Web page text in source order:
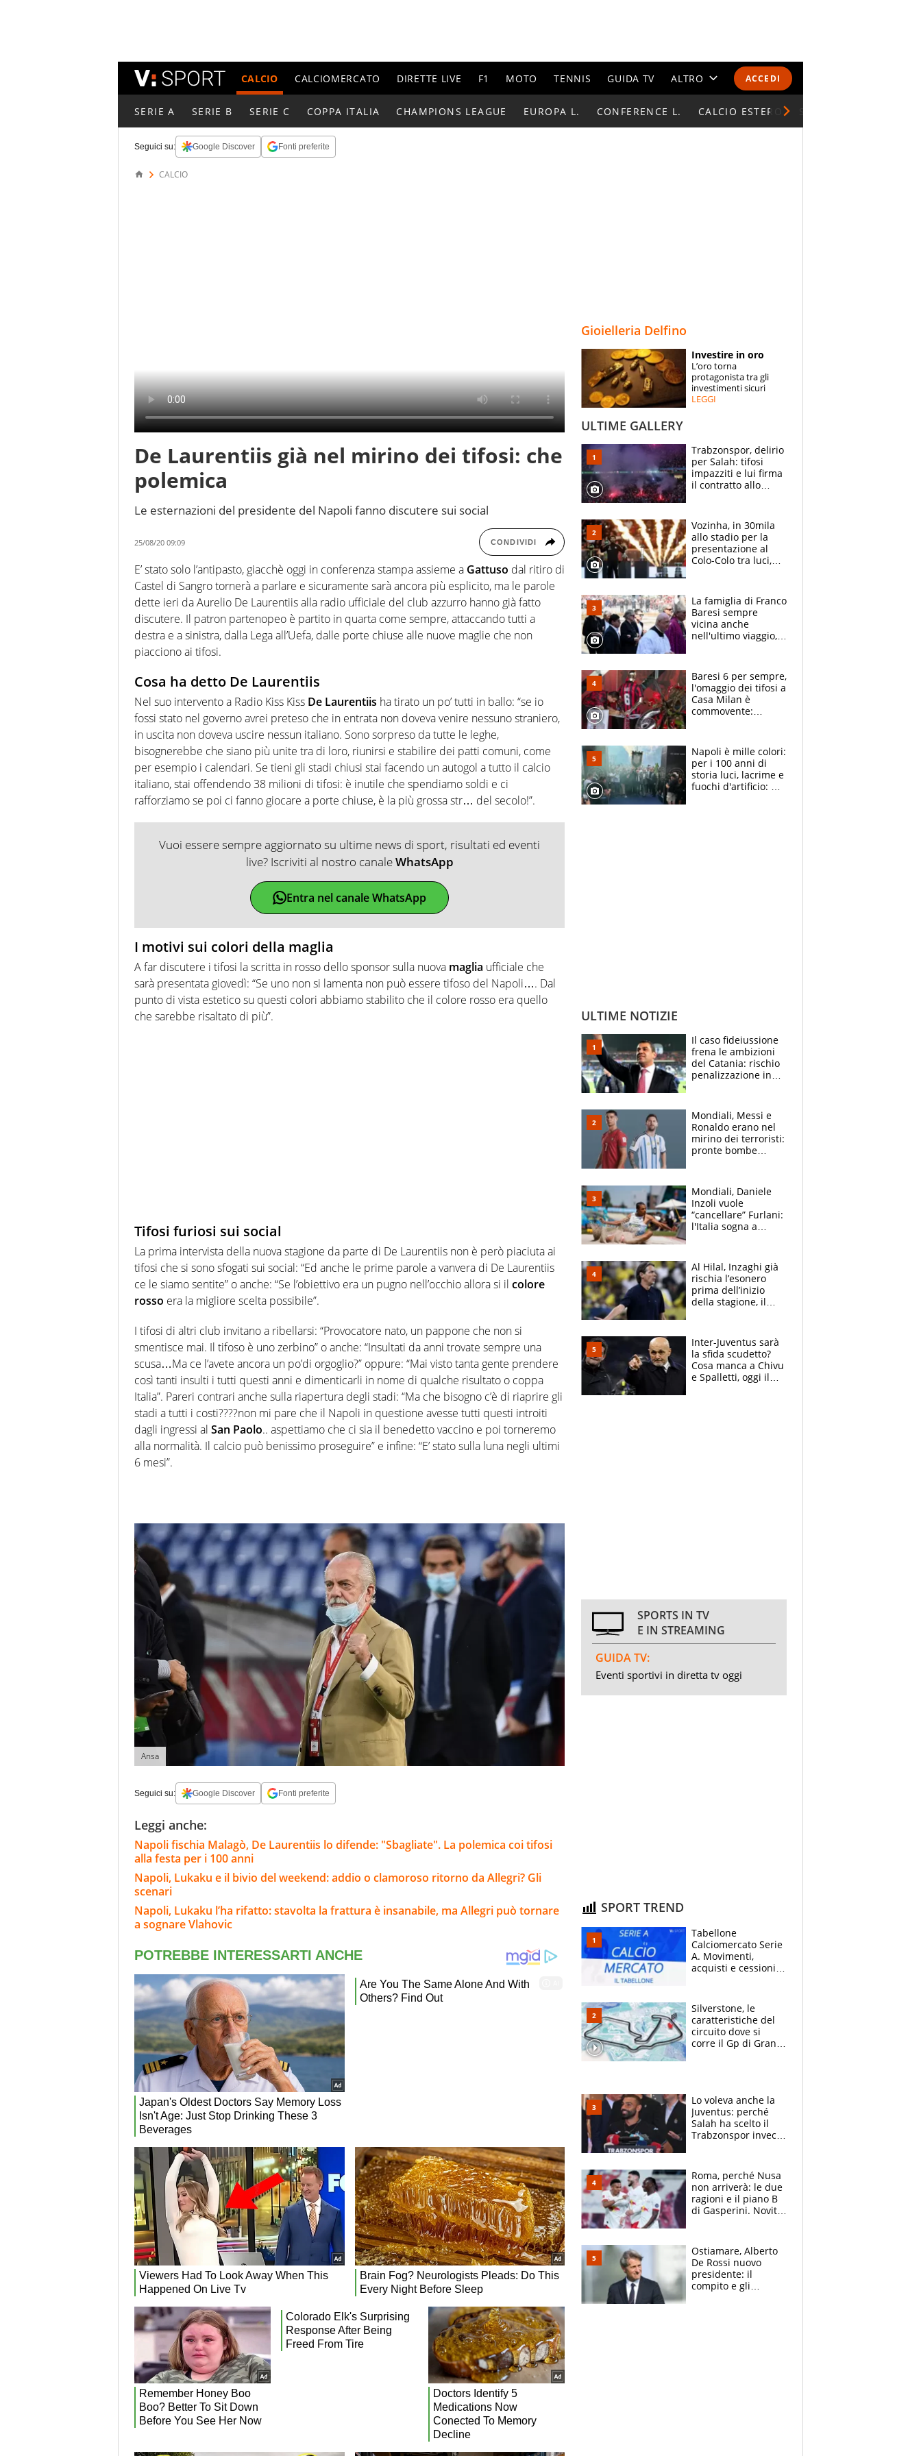
ACCEDI
CALCIO CALCIOMERCATO DIRETTE LIVE F1 MOTO TENNIS GUIDA TV ALTRO
CALENDARI E CLASSIFICHE
ESPERTI
CONTATTI
SERIE A SERIE B SERIE C COPPA ITALIA CHAMPIONS LEAGUE EUROPA L. CONFERENCE L. CALCIO ESTERO
Seguici su: Google Discover Fonti preferite
CALCIO
De Laurentiis già nel mirino dei tifosi: che
polemica
Le esternazioni del presidente del Napoli fanno discutere sui social
25/08/20 09:09 CONDIVIDI
E’ stato solo l’antipasto, giacchè oggi in conferenza stampa assieme a Gattuso dal ritiro di
Castel di Sangro tornerà a parlare e sicuramente sarà ancora più esplicito, ma le parole
dette ieri da Aurelio De Laurentiis alla radio ufficiale del club azzurro hanno già fatto
discutere. Il patron partenopeo è partito in quarta come sempre, attaccando tutti a
destra e a sinistra, dalla Lega all’Uefa, dalle porte chiuse alle nuove maglie che non
piacciono ai tifosi.
Cosa ha detto De Laurentiis
Nel suo intervento a Radio Kiss Kiss De Laurentiis ha tirato un po’ tutti in ballo: “se io
fossi stato nel governo avrei preteso che in entrata non doveva venire nessuno straniero,
in uscita non doveva uscire nessun italiano. Sono sorpreso da tutte le leghe,
bisognerebbe che siano più unite tra di loro, riunirsi e stabilire dei patti comuni, come
per esempio i calendari. Se tieni gli stadi chiusi stai facendo un autogol a tutto il calcio
italiano, stai offendendo 38 milioni di tifosi: è inutile che spendiamo soldi e ci
rafforziamo se poi ci fanno giocare a porte chiuse, è la più grossa str… del secolo!”.
Vuoi essere sempre aggiornato su ultime news di sport, risultati ed eventi
live? Iscriviti al nostro canaleWhatsApp
Entra nel canale WhatsApp
I motivi sui colori della maglia
A far discutere i tifosi la scritta in rosso dello sponsor sulla nuova maglia ufficiale che
sarà presentata giovedì: “Se uno non si lamenta non può essere tifoso del Napoli…. Dal
punto di vista estetico su questi colori abbiamo stabilito che il colore rosso era quello
che sarebbe risaltato di più”.
Tifosi furiosi sui social
La prima intervista della nuova stagione da parte di De Laurentiis non è però piaciuta ai
tifosi che si sono sfogati sui social: “Ed anche le prime parole a vanvera di De Laurentiis
ce le siamo sentite” o anche: “Se l’obiettivo era un pugno nell’occhio allora si il colore
rosso era la migliore scelta possibile”.
I tifosi di altri club invitano a ribellarsi: “Provocatore nato, un pappone che non si
smentisce mai. Il tifoso è uno zerbino” o anche: “Insultati da anni trovate sempre una
scusa…Ma ce l’avete ancora un po’di orgoglio?” oppure: “Mai visto tanta gente prendere
così tanti insulti i tutti questi anni e dimenticarli in nome di qualche risultato o coppa
Italia”. Pareri contrari anche sulla riapertura degli stadi: “Ma che bisogno c’è di riaprire gli
stadi a tutti i costi????non mi pare che il Napoli in questione avesse tutti questi introiti
dagli ingressi al San Paolo.. aspettiamo che ci sia il benedetto vaccino e poi torneremo
alla normalità. Il calcio può benissimo proseguire” e infine: “E’ stato sulla luna negli ultimi
6 mesi”.
Ansa
Seguici su: Google Discover Fonti preferite
Leggi anche:
Napoli fischia Malagò, De Laurentiis lo difende: "Sbagliate". La polemica coi tifosi
alla festa per i 100 anni
Napoli, Lukaku e il bivio del weekend: addio o clamoroso ritorno da Allegri? Gli
scenari
Napoli, Lukaku l’ha rifatto: stavolta la frattura è insanabile, ma Allegri può tornare
a sognare Vlahovic
Gioielleria Delfino
Investire in oro
L’oro torna
protagonista tra gli
investimenti sicuri
LEGGI
ULTIME GALLERY
Trabzonspor, delirio
per Salah: tifosi
impazziti e lui firma
il contratto allo
Vozinha, in 30mila
allo stadio per la
presentazione al
Colo-Colo tra luci,
La famiglia di Franco
Baresi sempre
vicina anche
nell'ultimo viaggio,
circondati
dall'affetto dei tifosi
Baresi 6 per sempre,
l'omaggio dei tifosi a
Casa Milan è
commovente:
bigliettini
Napoli è mille colori:
per i 100 anni di
storia luci, lacrime e
fuochi d'artificio: De
ULTIME NOTIZIE
Il caso fideiussione
frena le ambizioni
del Catania: rischio
penalizzazione in
Mondiali, Messi e
Ronaldo erano nel
mirino dei terroristi:
pronte bombe
Mondiali, Daniele
Inzoli vuole
“cancellare” Furlani:
l'Italia sogna a
finale
Al Hilal, Inzaghi già
rischia l’esonero
prima dell’inizio
della stagione, il
Inter-Juventus sarà
la sfida scudetto?
Cosa manca a Chivu
e Spalletti, oggi il
SPORTS IN TV
E IN STREAMING
GUIDA TV:
Eventi sportivi in diretta tv oggi
SPORT TREND
Tabellone
Calciomercato Serie
A. Movimenti,
acquisti e cessioni:
Silverstone, le
caratteristiche del
circuito dove si
corre il Gp di Gran
Lo voleva anche la
Juventus: perché
Salah ha scelto il
Trabzonspor invece
Roma, perché Nusa
non arriverà: le due
ragioni e il piano B
di Gasperini. Novità
Ostiamare, Alberto
De Rossi nuovo
presidente: il
compito e gli